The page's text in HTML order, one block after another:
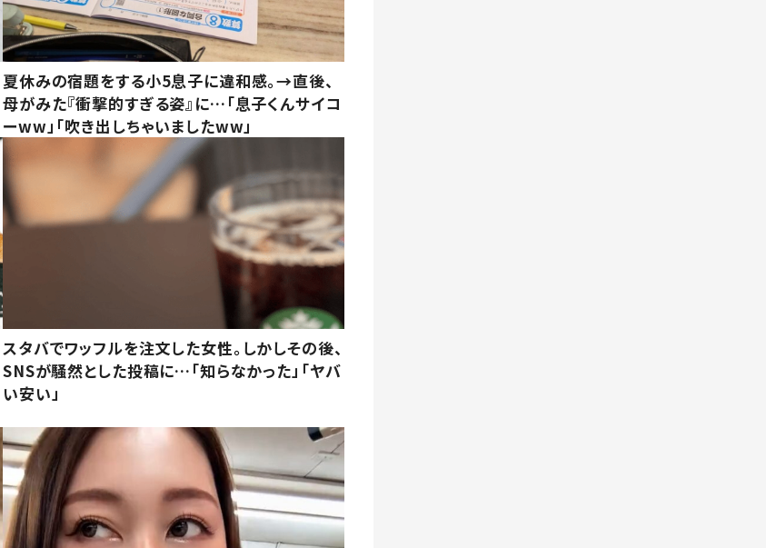
夏休みの宿題をする小5息子に違和感。→直後、
母がみた『衝撃的すぎる姿』に…「息子くんサイコ
ーww」「吹き出しちゃいましたww」
スタバでワッフルを注文した女性。しかしその後、
SNSが騒然とした投稿に…「知らなかった」「ヤバ
い安い」